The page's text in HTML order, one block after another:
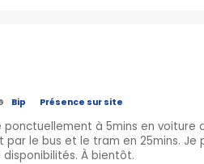
Bip Présence sur site
ponctuellement à 5mins en voiture
le bus et le tram en 25mins.
À bientôt.